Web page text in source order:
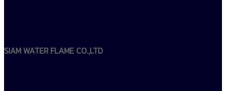
SIAM WATER FLAME CO.,LTD